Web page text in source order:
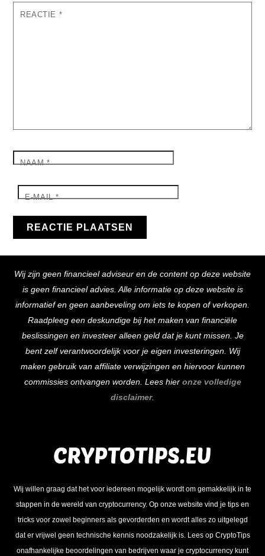
REACTIE *
NAAM*
E-MAIL*
To
Top
Wij zijn geen financieel adviseur en de content op deze website
is geen financieel advies. Alle informatie op deze website is
informatief en geen aanbeveling om iets te kopen of verkopen.
Raadpleeg een deskundige bij het maken van financiële
beslissingen en investeer alleen geld dat je kunt missen. Je
bent zelf verantwoordelijk voor je eigen investeringen. Wij
maken gebruik van affiliate verwijzingen en hiervoor kunnen
commissies ontvangen worden. Lees hier onze volledige
disclaimer.
Wij willen graag dat het voor iedereen mogelijk wordt om gemakkelijk in te
stappen in de wereld van cryptocurrency. Op onze website vind je tips en
tricks voor zowel beginners als gevorderden en wordt alles zo uitgelegd
dat er vrijwel geen technische kennis noodzakelijk is. Lees op CryptoTips
onafhankelijke beoordelingen van bedrijven waar je cryptocurrency kunt